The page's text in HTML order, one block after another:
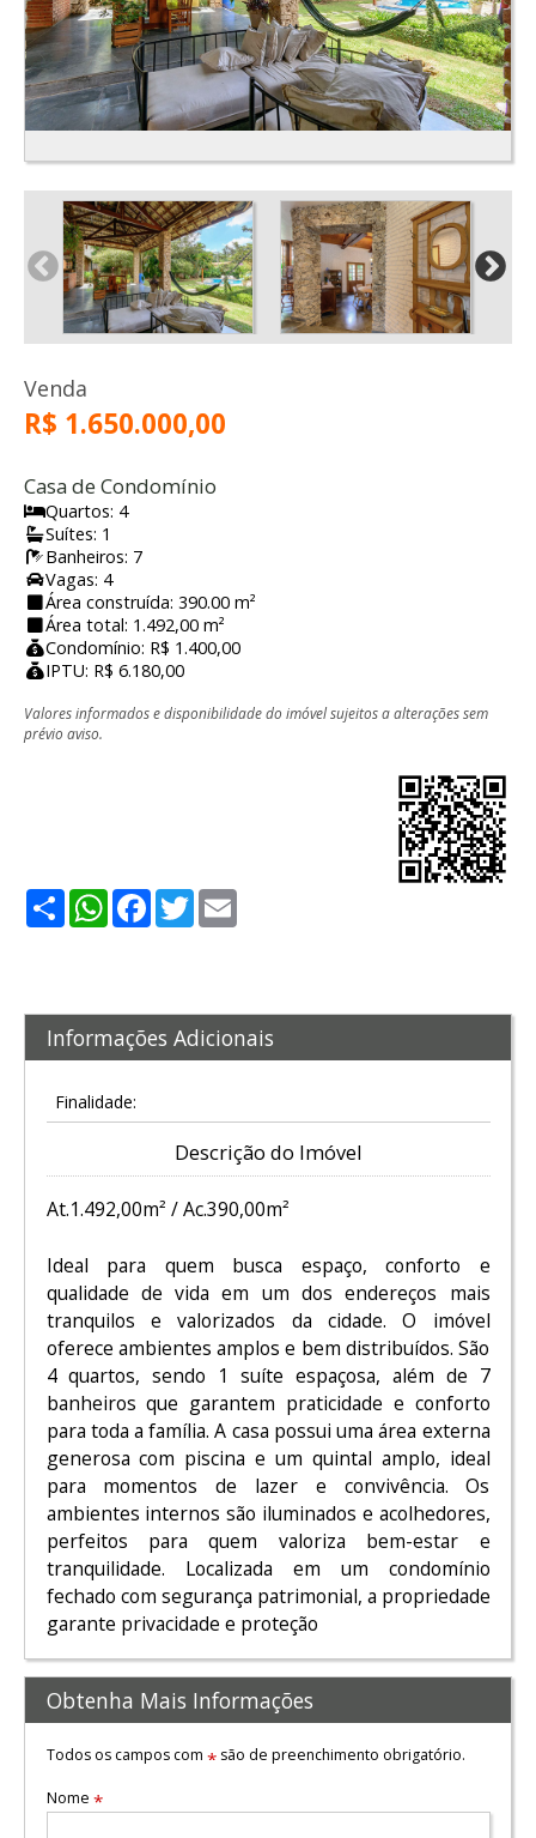
Venda
R$ 1.650.000,00
Casa de Condomínio
Quartos: 4
Suítes: 1
Banheiros: 7
Vagas: 4
Área construída: 390.00 m²
Área total: 1.492,00 m²
Condomínio: R$ 1.400,00
IPTU: R$ 6.180,00
Valores informados e disponibilidade do imóvel sujeitos a alterações sem
prévio aviso.
ShareWhatsApp
Facebook
Twitter
Informações Adicionais
Finalidade:
Descrição do Imóvel
At.1.492,00m² / Ac.390,00m²
Ideal para quem busca espaço, conforto e
qualidade de vida em um dos endereços mais
tranquilos e valorizados da cidade. O imóvel
oferece ambientes amplos e bem distribuídos. São
4 quartos, sendo 1 suíte espaçosa, além de 7
banheiros que garantem praticidade e conforto
para toda a família. A casa possui uma área externa
generosa com piscina e um quintal amplo, ideal
para momentos de lazer e convivência. Os
ambientes internos são iluminados e acolhedores,
perfeitos para quem valoriza bem-estar e
tranquilidade. Localizada em um condomínio
fechado com segurança patrimonial, a propriedade
garante privacidade e proteção
Obtenha Mais Informações
Todos os campos com *são de preenchimento obrigatório.
Nome *